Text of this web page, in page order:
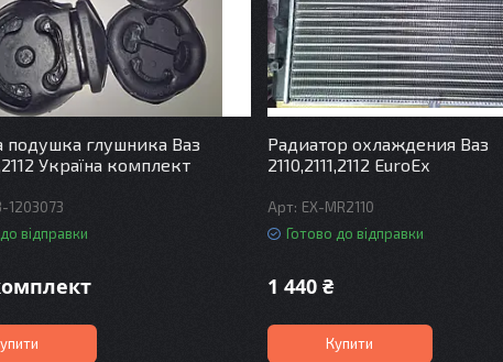
подушка глушника Ваз
Україна комплект
1203073
відправки
Радиатор охлаждения Ваз
2110,2111,2112 EuroEx
EX-MR2110
Готово до відправки
1 440 ₴
Купити